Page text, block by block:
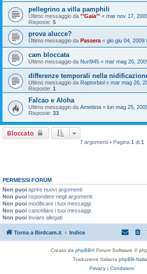
pellegrino a villa pamphili
Ultimo messaggio da °°Gaia°° « mar nov 17,
Risposte: 5
prova alucce?
Ultimo messaggio da Passera « gio giu 04, 2009
cam bloccata
Ultimo messaggio da Nuri945 « mar mag 26,
differenze temporali nella
Ultimo messaggio da Raptorbiol « mar mag 26,
Risposte: 1
Falcao e Aloha
Ultimo messaggio da Ametista « lun mag 25,
Risposte: 33
Bloccato
7 argomenti • Pagina 1 di 1
PERMESSI FORUM
Non puoi aprire nuovi argomenti
Non puoi rispondere negli argomenti
Non puoi modificare i tuoi messaggi
Non puoi cancellare i tuoi messaggi
Non puoi inviare allegati
Torna a Birdcam.it Indice
Creato da phpBB® Forum Software ©
Traduzione Italiana phpBB-
Privacy | Condizioni